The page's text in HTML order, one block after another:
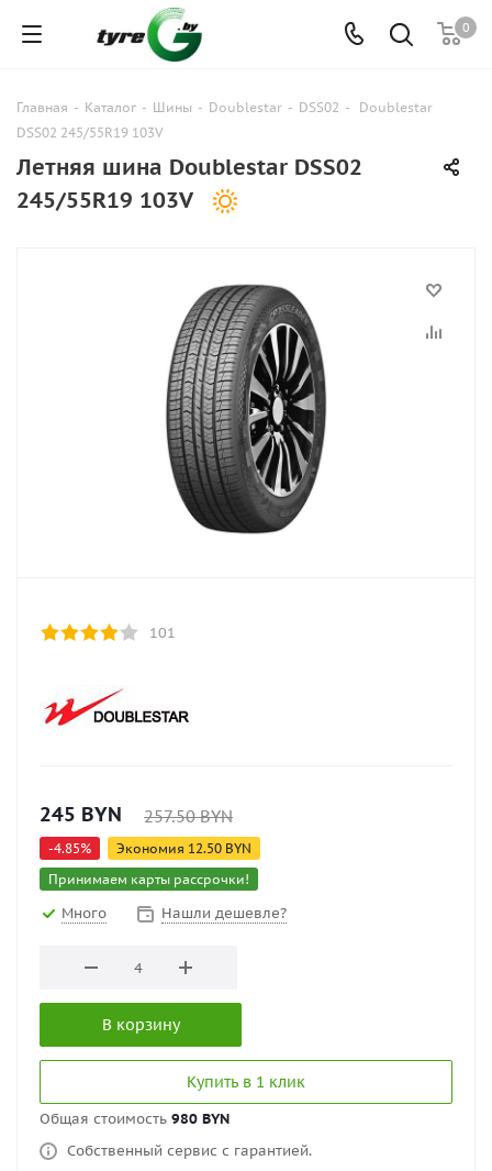
0
Главная - Каталог - Шины - Doublestar - DSS02 -
Doublestar
DSS02 245/55R19 103V
Летняя шина Doublestar DSS02
245/55R19 103V
101
245 BYN 257.50BYN
-4.85% Экономия 12.50 BYN
Принимаем карты рассрочки!
Много Нашли дешевле?
В корзину
Купить в 1 клик
Общая стоимость 980 BYN
Собственный сервис с гарантией.